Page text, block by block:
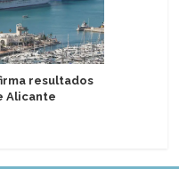
resultados
Alicante